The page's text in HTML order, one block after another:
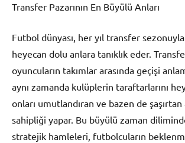
Transfer Pazarının En Büyülü Anları
Futbol dünyası, her yıl transfer
heyecan dolu anlara tanıklık eder.
oyuncuların takımlar arasında geçişi
aynı zamanda kulüplerin taraftarlarını
onları umutlandıran ve bazen de
sahipliği yapar. Bu büyülü zaman
stratejik hamleleri, futbolcuların